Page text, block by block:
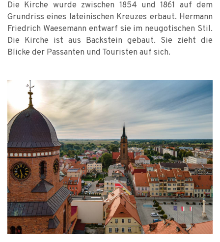
Die Kirche wurde zwischen 1854 und 1861 auf dem
Grundriss eines lateinischen Kreuzes erbaut. Hermann
Friedrich Waesemann entwarf sie im neugotischen Stil.
Die Kirche ist aus Backstein gebaut. Sie zieht die
Blicke der Passanten und Touristen auf sich.